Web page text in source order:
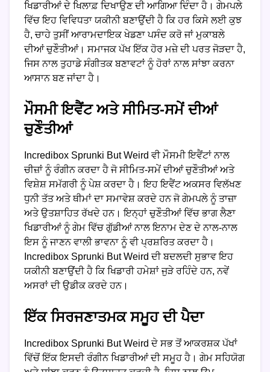
ਖਿਡਾਰੀਆਂ ਦੇ ਖਿਲਾਫ਼ ਦਿਖਾਉਣ ਦੀ ਆਗਿਆ ਦਿੰਦਾ ਹੈ। ਗੇਮਪਲੇ
ਵਿੱਚ ਇਹ ਵਿਵਿਧਤਾ ਯਕੀਨੀ ਬਣਾਉਂਦੀ ਹੈ ਕਿ ਹਰ ਕਿਸੇ ਲਈ ਕੁਝ
ਹੈ, ਚਾਹੇ ਤੁਸੀਂ ਆਰਾਮਦਾਇਕ ਖੇਡਣਾ ਪਸੰਦ ਕਰੋ ਜਾਂ ਮੁਕਾਬਲੇ
ਦੀਆਂ ਚੁਣੌਤੀਆਂ। ਸਮਾਜਕ ਪੱਖ ਇੱਕ ਹੋਰ ਮਜ਼ੇ ਦੀ ਪਰਤ ਜੋੜਦਾ ਹੈ,
ਜਿਸ ਨਾਲ ਤੁਹਾਡੇ ਸੰਗੀਤਕ ਬਣਾਵਟਾਂ ਨੂੰ ਹੋਰਾਂ ਨਾਲ ਸਾਂਝਾ ਕਰਨਾ
ਆਸਾਨ ਬਣ ਜਾਂਦਾ ਹੈ।
ਮੌਸਮੀ ਇਵੈਂਟ ਅਤੇ ਸੀਮਿਤ-ਸਮੇਂ ਦੀਆਂ
ਚੁਣੌਤੀਆਂ
Incredibox Sprunki But Weird ਵੀ ਮੌਸਮੀ ਇਵੈਂਟਾਂ ਨਾਲ
ਚੀਜ਼ਾਂ ਨੂੰ ਰੰਗੀਨ ਕਰਦਾ ਹੈ ਜੋ ਸੀਮਿਤ-ਸਮੇਂ ਦੀਆਂ ਚੁਣੌਤੀਆਂ ਅਤੇ
ਵਿਸ਼ੇਸ਼ ਸਮੱਗਰੀ ਨੂੰ ਪੇਸ਼ ਕਰਦਾ ਹੈ। ਇਹ ਇਵੈਂਟ ਅਕਸਰ ਵਿਲੱਖਣ
ਧੁਨੀ ਤੱਤ ਅਤੇ ਥੀਮਾਂ ਦਾ ਸਮਾਵੇਸ਼ ਕਰਦੇ ਹਨ ਜੋ ਗੇਮਪਲੇ ਨੂੰ ਤਾਜ਼ਾ
ਅਤੇ ਉਤਸ਼ਾਹਿਤ ਰੱਖਦੇ ਹਨ। ਇਨ੍ਹਾਂ ਚੁਣੌਤੀਆਂ ਵਿੱਚ ਭਾਗ ਲੈਣਾ
ਖਿਡਾਰੀਆਂ ਨੂੰ ਗੇਮ ਵਿੱਚ ਗੁੱਡੀਆਂ ਨਾਲ ਇਨਾਮ ਦੇਣ ਦੇ ਨਾਲ-ਨਾਲ
ਇਸ ਨੂੰ ਜਾਣਨ ਵਾਲੀ ਭਾਵਨਾ ਨੂੰ ਵੀ ਪ੍ਰਸ਼ਰਿਤ ਕਰਦਾ ਹੈ।
Incredibox Sprunki But Weird ਦੀ ਬਦਲਦੀ ਸੁਭਾਵ ਇਹ
ਯਕੀਨੀ ਬਣਾਉਂਦੀ ਹੈ ਕਿ ਖਿਡਾਰੀ ਹਮੇਸ਼ਾਂ ਜੁੜੇ ਰਹਿੰਦੇ ਹਨ, ਨਵੇਂ
ਅਸਰਾਂ ਦੀ ਉਡੀਕ ਕਰਦੇ ਹਨ।
ਇੱਕ ਸਿਰਜਣਾਤਮਕ ਸਮੂਹ ਦੀ ਪੈਦਾ
Incredibox Sprunki But Weird ਦੇ ਸਭ ਤੋਂ ਆਕਰਸ਼ਕ ਪੱਖਾਂ
ਵਿੱਚੋਂ ਇੱਕ ਇਸਦੀ ਰੰਗੀਨ ਖਿਡਾਰੀਆਂ ਦੀ ਸਮੂਹ ਹੈ। ਗੇਮ ਸਹਿਯੋਗ